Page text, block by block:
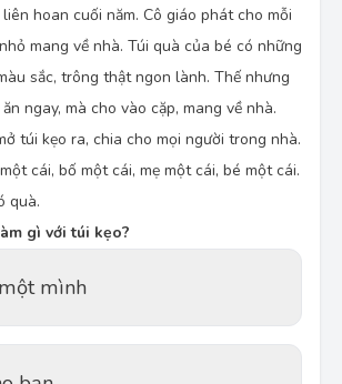
hoan cuối năm. Cô giáo phát cho mỗi
mang về nhà. Túi quà của bé có những
sắc, trông thật ngon lành. Thế nhưng
ngay, mà cho vào cặp, mang về nhà.
túi kẹo ra, chia cho mọi người trong nhà.
cái, bố một cái, mẹ một cái, bé một cái.
quà.
gì với túi kẹo?
mình